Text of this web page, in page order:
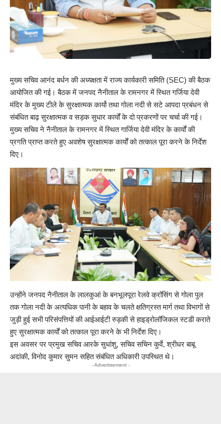
मुख्य सचिव आनंद बर्धन की अध्यक्षता में राज्य कार्यकारी समिति (SEC) की बैठक
आयोजित की गई। बैठक में जनपद नैनीताल के रामनगर में स्थित गर्जिया देवी
मंदिर के मुख्य टीले के सुरक्षात्मक कार्यो तथा गोला नदी से सटे आपदा प्रबंधन से
संबंधित बाढ़ सुरक्षात्मक व सड़क सुधार कार्यों के दो प्रकरणों पर चर्चा की गई।
मुख्य सचिव ने नैनीताल के रामनगर में स्थित गार्जिया देवी मंदिर के कार्यों की
प्रगति प्राप्त करते हुए अवशेष सुरक्षात्मक कार्यों को तत्काल पूरा करने के निर्देश
दिए।
उन्होंने जनपद नैनीताल के लालकुआं के बनभूलपूरा रेलवे क्रॉसिंग से गोला पुल
तक गोला नदी के अत्यधिक पानी के बहाव के चलते क्षतिग्रस्त मार्ग तथा विभागों से
जुड़ी हुई सभी परिसंपत्तियों की आईआईटी रुड़की से हाइड्रोलॉजिकल स्टडी कराते
हुए सुरक्षात्मक कार्यों को तत्काल पूरा करने के भी निर्देश दिए।
इस अवसर पर प्रमुख सचिव आरके सुधांशु, सचिव सचिन कुर्वे, श्रीधर बाबू
अदांकी, विनोद कुमार सुमन सहित संबंधित अधिकारी उपस्थित थे।
- Advertisement -